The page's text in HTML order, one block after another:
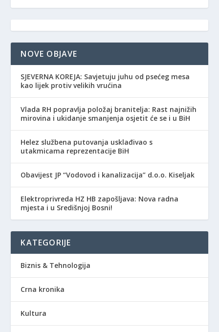
NOVE OBJAVE
SJEVERNA KOREJA: Savjetuju juhu od psećeg mesa
kao lijek protiv velikih vrućina
Vlada RH popravlja položaj branitelja: Rast najnižih
mirovina i ukidanje smanjenja osjetit će se i u BiH
Helez službena putovanja usklađivao s
utakmicama reprezentacije BiH
Obavijest JP “Vodovod i kanalizacija” d.o.o. Kiseljak
Elektroprivreda HZ HB zapošljava: Nova radna
mjesta i u Središnjoj Bosni!
KATEGORIJE
Biznis & Tehnologija
Crna kronika
Kultura